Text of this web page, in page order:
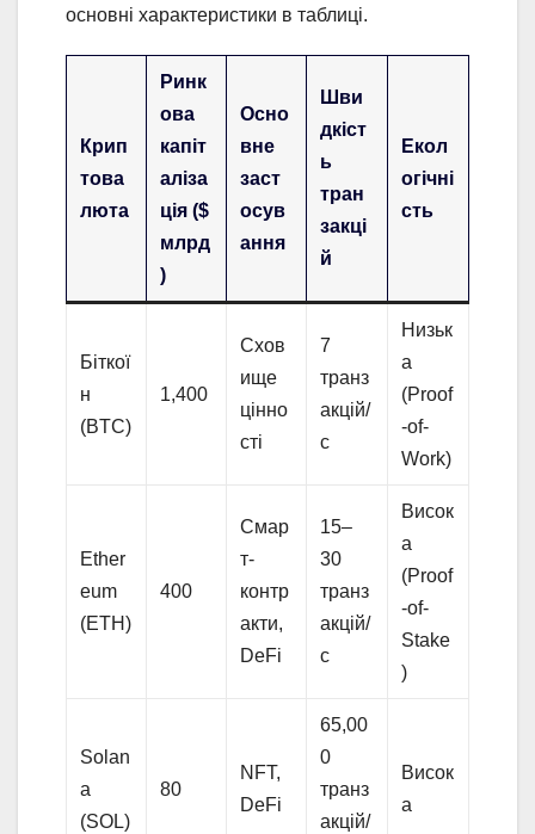
основні характеристики в таблиці.
Крип
това
люта
Ринк
ова
капіт
аліза
ція ($
млрд
)
Осно
вне
заст
осув
ання
Шви
дкіст
ь
тран
закці
й
Екол
огічні
сть
Біткої
н
(BTC)
1,400
Схов
ище
цінно
сті
7
транз
акцій/
с
Низьк
а
(Proof
-of-
Work)
Ether
eum
(ETH)
400
Смар
т-
контр
акти,
DeFi
15–
30
транз
акцій/
с
Висок
а
(Proof
-of-
Stake
)
Solan
a
(SOL)
80
NFT,
DeFi
65,00
0
транз
акцій/
Висок
а